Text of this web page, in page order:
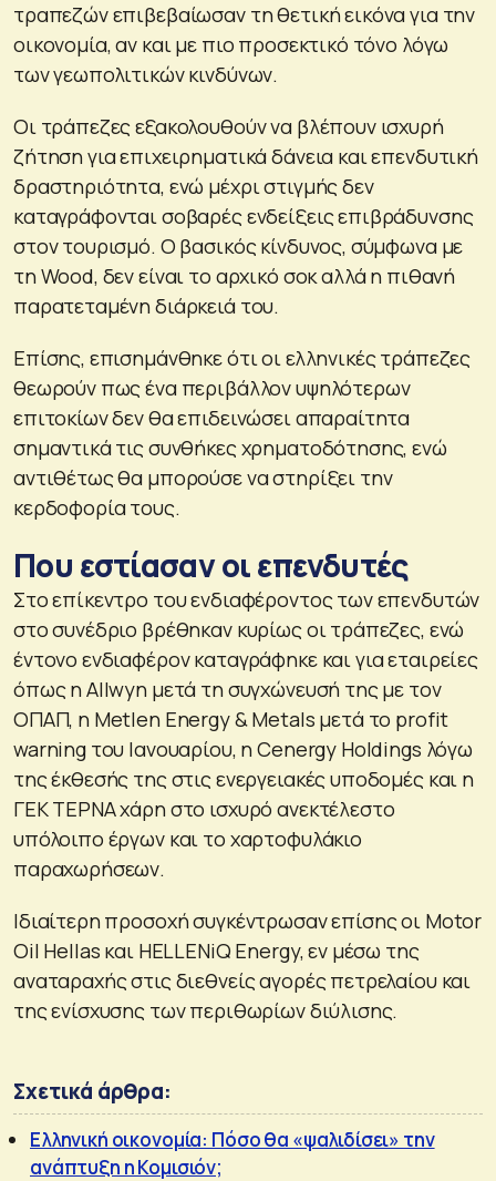
τραπεζών επιβεβαίωσαν τη θετική εικόνα για την
οικονομία, αν και με πιο προσεκτικό τόνο λόγω
των γεωπολιτικών κινδύνων.
Οι τράπεζες εξακολουθούν να βλέπουν ισχυρή
ζήτηση για επιχειρηματικά δάνεια και επενδυτική
δραστηριότητα, ενώ μέχρι στιγμής δεν
καταγράφονται σοβαρές ενδείξεις επιβράδυνσης
στον τουρισμό. Ο βασικός κίνδυνος, σύμφωνα με
τη Wood, δεν είναι το αρχικό σοκ αλλά η πιθανή
παρατεταμένη διάρκειά του.
Επίσης, επισημάνθηκε ότι οι ελληνικές τράπεζες
θεωρούν πως ένα περιβάλλον υψηλότερων
επιτοκίων δεν θα επιδεινώσει απαραίτητα
σημαντικά τις συνθήκες χρηματοδότησης, ενώ
αντιθέτως θα μπορούσε να στηρίξει την
κερδοφορία τους.
Που εστίασαν οι επενδυτές
Στο επίκεντρο του ενδιαφέροντος των επενδυτών
στο συνέδριο βρέθηκαν κυρίως οι τράπεζες, ενώ
έντονο ενδιαφέρον καταγράφηκε και για εταιρείες
όπως η Allwyn μετά τη συγχώνευσή της με τον
ΟΠΑΠ, η Metlen Energy & Metals μετά το profit
warning του Ιανουαρίου, η Cenergy Holdings λόγω
της έκθεσής της στις ενεργειακές υποδομές και η
ΓΕΚ ΤΕΡΝΑ χάρη στο ισχυρό ανεκτέλεστο
υπόλοιπο έργων και το χαρτοφυλάκιο
παραχωρήσεων.
Ιδιαίτερη προσοχή συγκέντρωσαν επίσης οι Motor
Oil Hellas και HELLENiQ Energy, εν μέσω της
αναταραχής στις διεθνείς αγορές πετρελαίου και
της ενίσχυσης των περιθωρίων διύλισης.
Σχετικά άρθρα:
Ελληνική οικονομία: Πόσο θα «ψαλιδίσει» την
ανάπτυξη η Κομισιόν;